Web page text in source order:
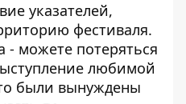
указателей,
фестиваля.
- можете потеряться
любимой
были вынуждены